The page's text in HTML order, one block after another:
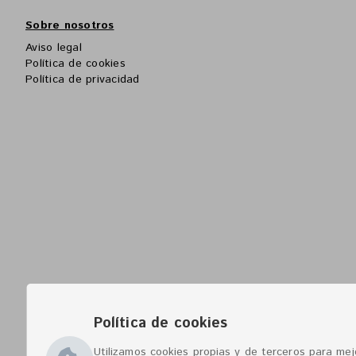
Sobre nosotros
Aviso legal
Política de cookies
Política de privacidad
Política de cookies
Utilizamos cookies propias y de terceros para